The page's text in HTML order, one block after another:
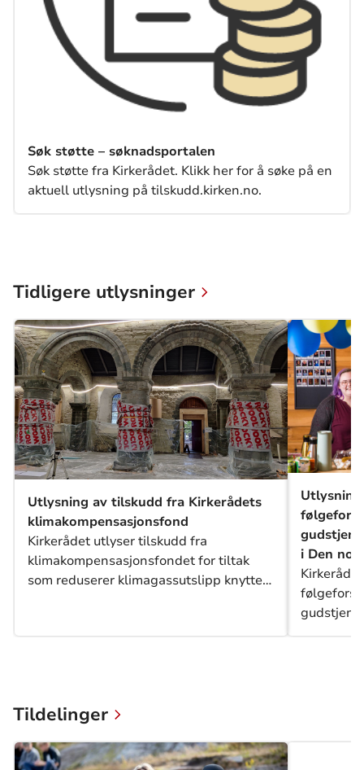
Søk støtte – søknadsportalen
Søk støtte fra Kirkerådet. Klikk her for å søke på en
aktuell utlysning på tilskudd.kirken.no.
Tidligere utlysninger
Utlysning av tilskudd fra Kirkerådets
klimakompensasjonsfond
Kirkerådet utlyser tilskudd fra
klimakompensasjonsfondet for tiltak
som reduserer klimagassutslipp knyttet
i Den
i Den
Tildelinger